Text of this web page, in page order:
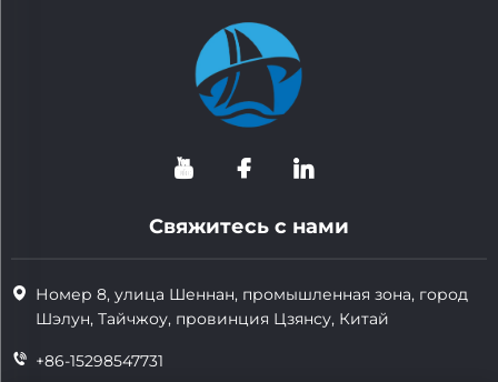
Свяжитесь с нами
Номер 8, улица Шеннан, промышленная зона, город
Шэлун, Тайчжоу, провинция Цзянсу, Китай
+86-15298547731